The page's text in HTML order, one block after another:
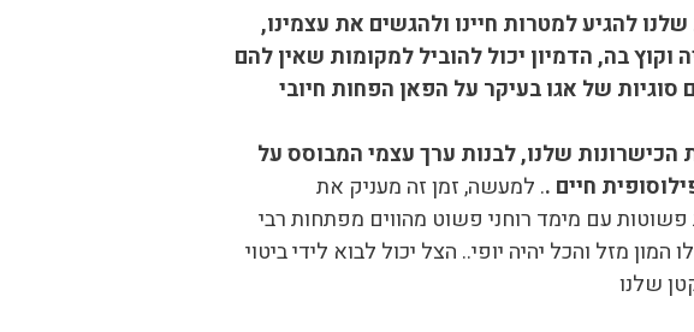
להגיע למטרות חיינו ולהגשים את עצמינו,
בה, הדמיון יכול להוביל למקומות שאין להם
סוגיות של אגו בעיקר על הפאן הפחות חיובי
הכישרונות שלנו, לבנות ערך עצמי המבוסס על
חיים .. למעשה, זמן זה מעניק את
עם מימד רוחני פשוט מהווים מפתחות רבי
מזל והכל יהיה יופי.. הצל יכול לבוא לידי ביטוי
שלנו